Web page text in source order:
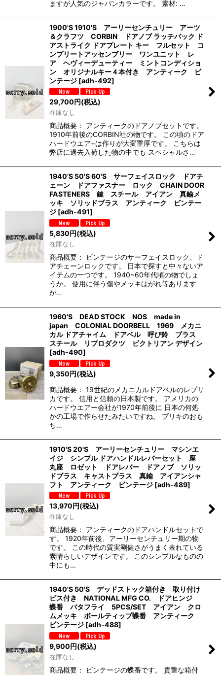
ますが人気のジャパンカラーです。 素材: …
1900'S 1910'S アーリーセンチュリー アーツ
＆クラフツ CORBIN ドアノブ ラッチバック ド
アストライク ドアプレート キー フルセット コ
ンプリートアッセンブリー ワンユニット レ
ア ヘヴィーデューティー ミントコンディショ
ン オリジナルキー４本付き アンティーク ビ
ンテージ [adh-492]
29,700円(税込)
在庫なし
商品概要： アンティークのドアノブセットです。
1910年前後のCORBIN社の物です。 この頃のドア
ハードウエア−は作りが大変重厚です。 こちらは
弊店に過去入荷した物の中でも スペシャルさ…
1940’S 50'S 60'S サーフェイスロック ドアチ
ェーン ドアファスナー ロック CHAIN DOOR
FASTENERS 鍵 スチール アイアン 真鍮メ
ッキ ソリッドブラス アンティーク ビンテー
ジ [adh-491]
5,830円(税込)
在庫なし
商品概要： ビンテージのサーフェイスロック、ド
アチェーンロックです。 日本で探すと中々ないア
イテムの一つです。 1940~60年代頃の物でしょ
うか。 使用に伴う傷やメッキはがれ等あります
が…
1960'S DEAD STOCK NOS made in
japan COLONIAL DOORBELL 1969 メカニ
カル ドアチャイム ドアベル 呼び鈴 ブラス
スチール リプロダクツ ビクトリアン デザイン
[adh-490]
9,350円(税込)
商品概要： 19世紀のメカニカルドアベルのレプリ
カです。 信用と信頼の日本製です。 アメリカの
ハードウエアー会社が1970年前後に 日本の何処
かの工場で作らせたみたいですね。 ブリキのおも
ち…
1910'S 20'S アーリーセンチュリー マシンエ
イジ シンプル ドアハンドルレバーセット 座
丸座 ロゼット ドアレバー ドアノブ ソリッ
ドブラス キャストブラス 真鍮 アイアンシャ
フト アンティーク ビンテージ [adh-489]
13,970円(税込)
在庫なし
商品概要： アンティークのドアハンドルセットで
す。 1920年前後、アーリーセンチュリー期の物
です。 この時代の質実剛健さがうまく表れている
素晴らしいデザインです。 このシンプルなものの
中にも…
1940'S 50'S デッドストック箱付き 取り付け
ビス付き NATIONAL MFG CO. ドアヒンジ
蝶番 バタフライ 5PCS/SET アイアン クロ
ムメッキ ボールティップ蝶番 アンティーク
ビンテージ [adh-488]
9,900円(税込)
在庫なし
商品概要： ビンテージの蝶番です。 貴重な箱付